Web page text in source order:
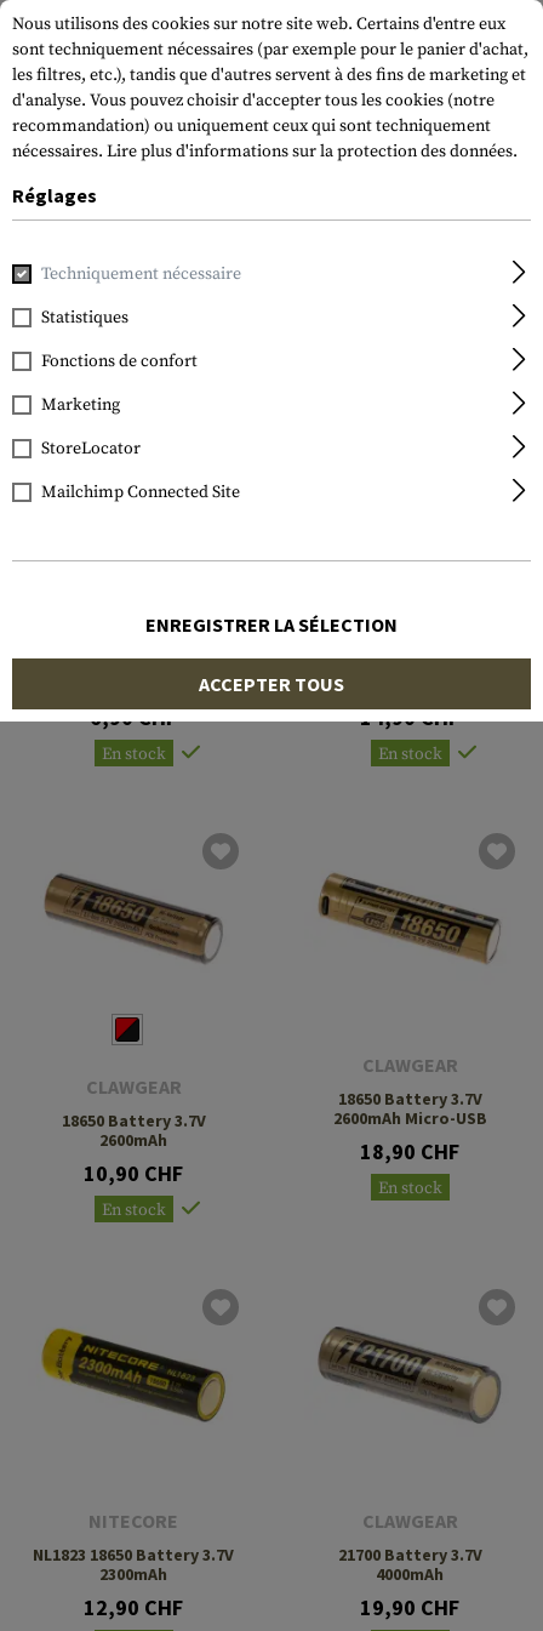
DURACELL
LR1 / N 2pcs
6,90 CHF
En stock
CLAWGEAR
18650 Battery 3.7V
14,90 CHF
En stock
CLAWGEAR
18650 Battery 3.7V
2600mAh
10,90 CHF
En stock
CLAWGEAR
18650 Battery 3.7V
2600mAh Micro-USB
18,90 CHF
En stock
NITECORE
NL1823 18650 Battery 3.7V
2300mAh
12,90 CHF
CLAWGEAR
21700 Battery 3.7V
4000mAh
19,90 CHF
Nous utilisons des cookies sur notre site web. Certains d'entre eux
sont techniquement nécessaires (par exemple pour le panier d'achat,
les filtres, etc.), tandis que d'autres servent à des fins de marketing et
d'analyse. Vous pouvez choisir d'accepter tous les cookies (notre
recommandation) ou uniquement ceux qui sont techniquement
nécessaires. Lire plus d'informations sur la protection des données.
Réglages
Techniquement nécessaire
Statistiques
Fonctions de confort
Marketing
StoreLocator
Mailchimp Connected Site
ENREGISTRER LA SÉLECTION
ACCEPTER TOUS